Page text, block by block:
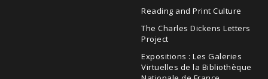
Reading and Print Culture
The Charles Dickens Letters
Project
Expositions : Les Galeries
Virtuelles de la Bibliothèque